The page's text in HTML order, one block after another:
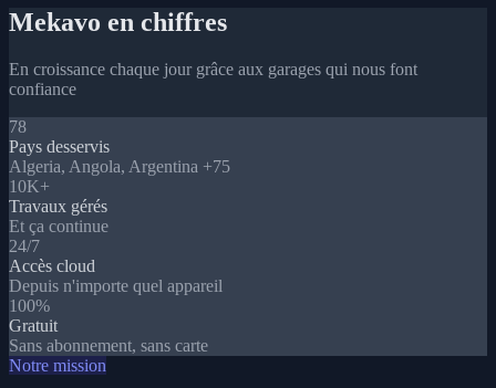
Mekavo en chiffres
En croissance chaque jour grâce aux garages qui nous font
confiance
78
Pays desservis
Algeria, Angola, Argentina +75
10K+
Travaux gérés
Et ça continue
24/7
Accès cloud
Depuis n'importe quel appareil
100%
Gratuit
Sans abonnement, sans carte
Notre mission